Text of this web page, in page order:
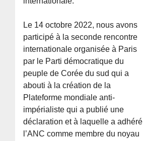
Le 14 octobre 2022, nous avons
participé à la seconde rencontre
internationale organisée à Paris
par le Parti démocratique du
peuple de Corée du sud qui a
abouti à la création de la
Plateforme mondiale anti-
impérialiste qui a publié une
déclaration et à laquelle a adhéré
l’ANC comme membre du noyau